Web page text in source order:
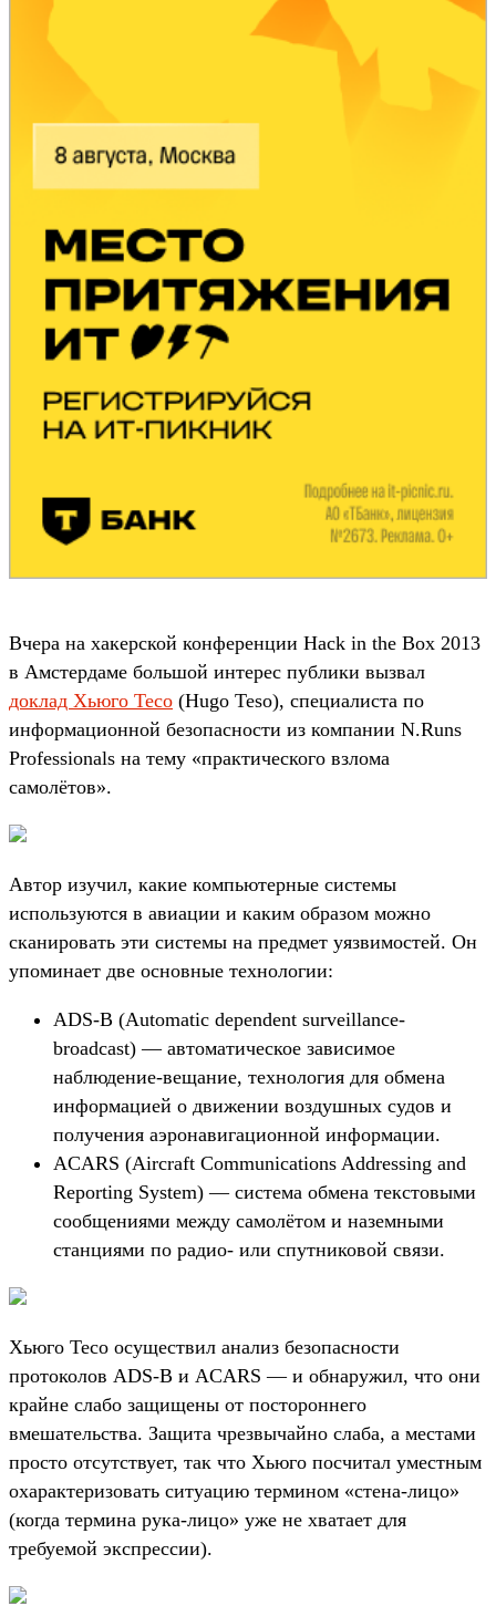
Вчера на хакерской конференции Hack in the Box 2013
в Амстердаме большой интерес публики вызвал
доклад Хьюго Тесо (Hugo Teso), специалиста по
информационной безопасности из компании N.Runs
Professionals на тему «практического взлома
самолётов».
Автор изучил, какие компьютерные системы
используются в авиации и каким образом можно
сканировать эти системы на предмет уязвимостей. Он
упоминает две основные технологии:
ADS-B (Automatic dependent surveillance-
broadcast) — автоматическое зависимое
наблюдение-вещание, технология для обмена
информацией о движении воздушных судов и
получения аэронавигационной информации.
ACARS (Aircraft Communications Addressing and
Reporting System) — система обмена текстовыми
сообщениями между самолётом и наземными
станциями по радио- или спутниковой связи.
Хьюго Тесо осуществил анализ безопасности
протоколов ADS-B и ACARS — и обнаружил, что они
крайне слабо защищены от постороннего
вмешательства. Защита чрезвычайно слаба, а местами
просто отсутствует, так что Хьюго посчитал уместным
охарактеризовать ситуацию термином «стена-лицо»
(когда термина рука-лицо» уже не хватает для
требуемой экспрессии).